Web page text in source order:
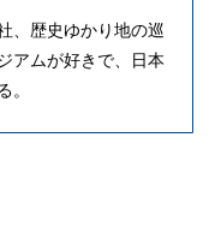
、歴史ゆかり地の巡
アムが好きで、日本
。